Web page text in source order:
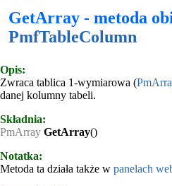
GetArray - metoda
PmfTableColumn
Opis:
Zwraca tablica 1-wymiarowa (
danej kolumny tabeli.
Składnia:
PmArray GetArray()
Notatka:
Metoda ta działa także w panelach